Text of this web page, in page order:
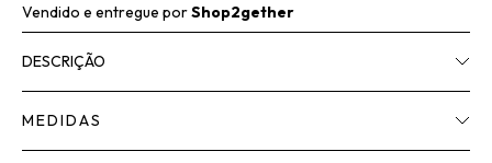
Vendido e entregue porShop2gether
DESCRIÇÃO
MEDIDAS